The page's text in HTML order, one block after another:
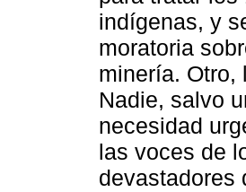
indígenas, y
moratoria
minería. Otro,
Nadie, salvo
necesidad
las voces de
devastadores